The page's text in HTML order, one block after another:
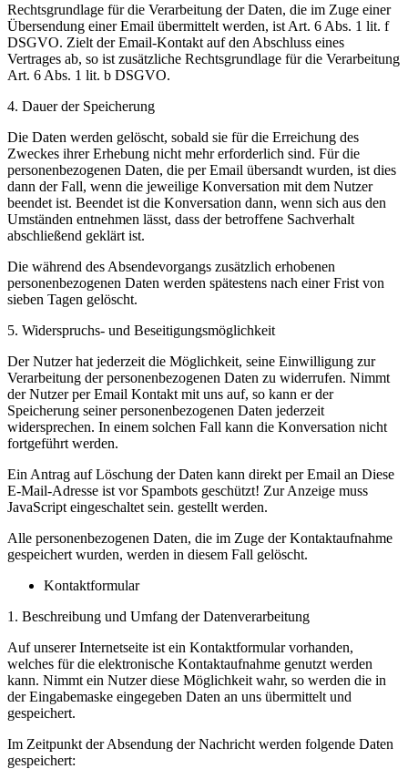
Rechtsgrundlage für die Verarbeitung der Daten, die im Zuge einer
Übersendung einer Email übermittelt werden, ist Art. 6 Abs. 1 lit. f
DSGVO. Zielt der Email-Kontakt auf den Abschluss eines
Vertrages ab, so ist zusätzliche Rechtsgrundlage für die Verarbeitung
Art. 6 Abs. 1 lit. b DSGVO.
4. Dauer der Speicherung
Die Daten werden gelöscht, sobald sie für die Erreichung des
Zweckes ihrer Erhebung nicht mehr erforderlich sind. Für die
personenbezogenen Daten, die per Email übersandt wurden, ist dies
dann der Fall, wenn die jeweilige Konversation mit dem Nutzer
beendet ist. Beendet ist die Konversation dann, wenn sich aus den
Umständen entnehmen lässt, dass der betroffene Sachverhalt
abschließend geklärt ist.
Die während des Absendevorgangs zusätzlich erhobenen
personenbezogenen Daten werden spätestens nach einer Frist von
sieben Tagen gelöscht.
5. Widerspruchs- und Beseitigungsmöglichkeit
Der Nutzer hat jederzeit die Möglichkeit, seine Einwilligung zur
Verarbeitung der personenbezogenen Daten zu widerrufen. Nimmt
der Nutzer per Email Kontakt mit uns auf, so kann er der
Speicherung seiner personenbezogenen Daten jederzeit
widersprechen. In einem solchen Fall kann die Konversation nicht
fortgeführt werden.
Ein Antrag auf Löschung der Daten kann direkt per Email an Diese
E-Mail-Adresse ist vor Spambots geschützt! Zur Anzeige muss
JavaScript eingeschaltet sein. gestellt werden.
Alle personenbezogenen Daten, die im Zuge der Kontaktaufnahme
gespeichert wurden, werden in diesem Fall gelöscht.
Kontaktformular
1. Beschreibung und Umfang der Datenverarbeitung
Auf unserer Internetseite ist ein Kontaktformular vorhanden,
welches für die elektronische Kontaktaufnahme genutzt werden
kann. Nimmt ein Nutzer diese Möglichkeit wahr, so werden die in
der Eingabemaske eingegeben Daten an uns übermittelt und
gespeichert.
Im Zeitpunkt der Absendung der Nachricht werden folgende Daten
gespeichert: